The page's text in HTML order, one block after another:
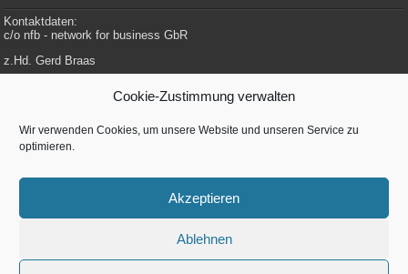
Cookie-Zustimmung verwalten
Wir verwenden Cookies, um unsere Website und unseren Service zu
optimieren.
Akzeptieren
Ablehnen
Kontaktdaten:
c/o nfb - network for business GbR
z.Hd. Gerd Braas
Tel.: 0 27 34 / 479 112
E-Mail: redaktion@niederfischbach.info
nfb - network for business GbR
57572 Niederfischbach